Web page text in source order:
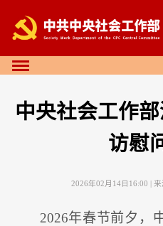
中央社会工作
访慰
2026年02月14日16:00 | 来
2026年春节前夕，